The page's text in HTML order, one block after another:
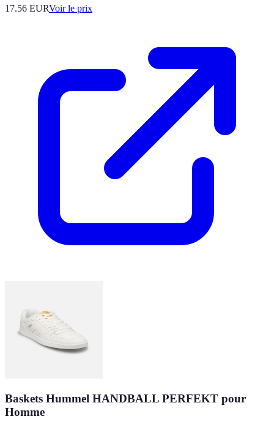
17.56 EURVoir le prix
Baskets Hummel HANDBALL PERFEKT pour
Homme